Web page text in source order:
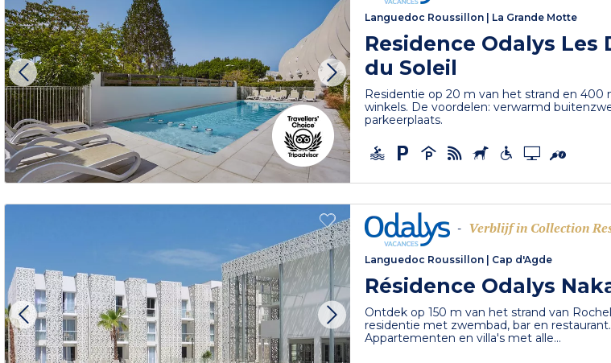
Languedoc Roussillon La Grande Motte
Residence Odalys Les
du Soleil
Residentie op 20 m van het strand en 400
winkels. De voordelen: verwarmd
parkeerplaats.
- Verblijf in Collection
Languedoc Roussillon Cap d'Agde
Résidence Odalys
Ontdek op 150 m van het strand van
residentie met zwembad, bar en restaurant.
Appartementen en villa's met alle...